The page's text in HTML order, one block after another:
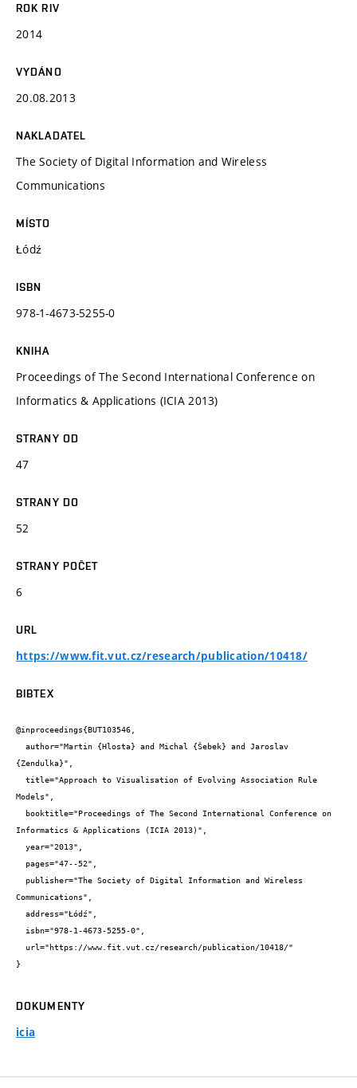
ROK RIV
2014
VYDÁNO
20.08.2013
NAKLADATEL
The Society of Digital Information and Wireless
Communications
MÍSTO
Łódź
ISBN
978-1-4673-5255-0
KNIHA
Proceedings of The Second International Conference on
Informatics & Applications (ICIA 2013)
STRANY OD
47
STRANY DO
52
STRANY POČET
6
URL
https://www.fit.vut.cz/research/publication/10418/
BIBTEX
@inproceedings{BUT103546,
{Zendulka}",
Models",
Informatics & Applications (ICIA 2013)",
Communications",
}
DOKUMENTY
icia